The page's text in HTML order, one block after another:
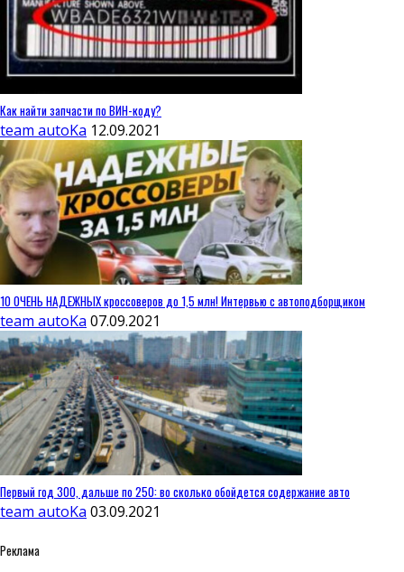
Как найти запчасти по ВИН-коду?
team autoKa 12.09.2021
10 ОЧЕНЬ НАДЕЖНЫХ кроссоверов до 1,5 млн! Интервью с автоподборщиком
team autoKa 07.09.2021
Первый год 300, дальше по 250: во сколько обойдется содержание авто
team autoKa 03.09.2021
Реклама